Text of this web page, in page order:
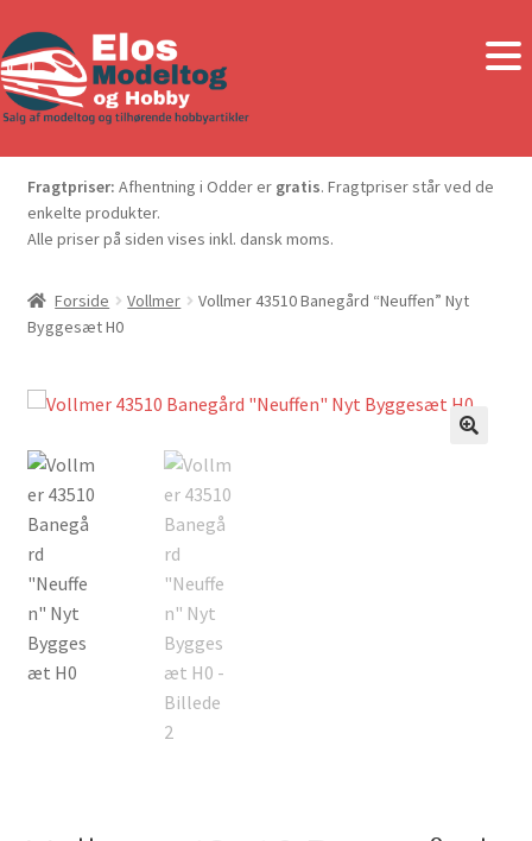
Fragtpriser: Afhentning i Odder er gratis. Fragtpriser står ved de
enkelte produkter.
Alle priser på siden vises inkl. dansk moms.
Forside Vollmer
Vollmer 43510 Banegård “Neuffen” Nyt
Byggesæt H0